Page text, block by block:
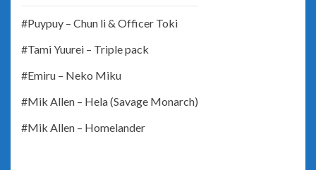
#Puypuy – Chun li & Officer Toki
#Tami Yuurei – Triple pack
#Emiru – Neko Miku
#Mik Allen – Hela (Savage Monarch)
#Mik Allen – Homelander